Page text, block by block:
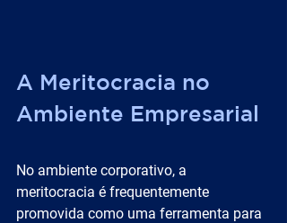
A Meritocracia no
Ambiente Empresarial
No ambiente corporativo, a
meritocracia é frequentemente
promovida como uma ferramenta para